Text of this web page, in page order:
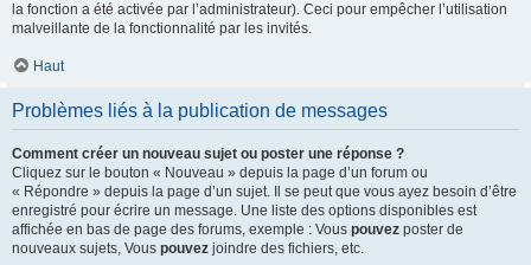
la fonction a été activée par l’administrateur). Ceci pour empêcher l’utilisation
malveillante de la fonctionnalité par les invités.
Haut
Problèmes liés à la publication de messages
Comment créer un nouveau sujet ou poster une réponse ?
Cliquez sur le bouton « Nouveau » depuis la page d’un forum ou
« Répondre » depuis la page d’un sujet. Il se peut que vous ayez besoin d’être
enregistré pour écrire un message. Une liste des options disponibles est
affichée en bas de page des forums, exemple : Vous pouvez poster de
nouveaux sujets, Vous pouvez joindre des fichiers, etc.